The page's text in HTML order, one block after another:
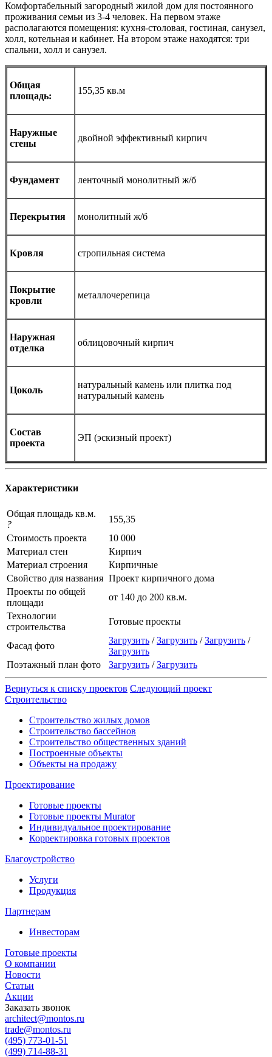
Комфортабельный загородный жилой дом для постоянного
проживания семьи из 3-4 человек. На первом этаже
располагаются помещения: кухня-столовая, гостиная, санузел,
холл, котельная и кабинет. На втором этаже находятся: три
спальни, холл и санузел.
Общая
площадь:
155,35 кв.м
Наружные
стены
двойной эффективный кирпич
Фундамент ленточный монолитный ж/б
Перекрытия монолитный ж/б
Кровля стропильная система
Покрытие
кровли
металлочерепица
Наружная
отделка
облицовочный кирпич
Цоколь
натуральный камень или плитка под
натуральный камень
Состав
проекта
ЭП (эскизный проект)
Характеристики
Общая площадь кв.м.
?
155,35
Стоимость проекта
10 000
Материал стен
Кирпич
Материал строения
Кирпичные
Свойство для названия Проект кирпичного дома
Проекты по общей
площади
от 140 до 200 кв.м.
Технологии
строительства
Готовые проекты
Фасад фото
Загрузить /Загрузить /Загрузить /
Загрузить
Поэтажный план фото
Загрузить /Загрузить
Вернуться к списку проектов Следующий проект
Строительство
Строительство жилых домов
Строительство бассейнов
Строительство общественных зданий
Построенные объекты
Объекты на продажу
Проектирование
Готовые проекты
Готовые проекты Murator
Индивидуальное проектирование
Корректировка готовых проектов
Благоустройство
Услуги
Продукция
Партнерам
Инвесторам
Готовые проекты
О компании
Новости
Статьи
Акции
Заказать звонок
architect@montos.ru
trade@montos.ru
(495) 773-01-51
(499) 714-88-31